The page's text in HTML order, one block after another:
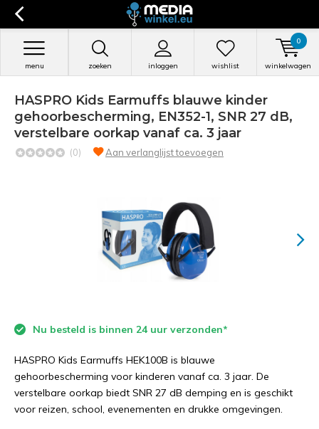
zoeken inloggen
menu wishlist winkelwagen
0
HASPRO Kids Earmuffs blauwe kinder
gehoorbescherming, EN352-1, SNR 27 dB,
verstelbare oorkap vanaf ca. 3 jaar
(0) Aan verlanglijst toevoegen
Nu besteld is binnen 24 uur verzonden*
HASPRO Kids Earmuffs HEK100B is blauwe
gehoorbescherming voor kinderen vanaf ca. 3 jaar. De
verstelbare oorkap biedt SNR 27 dB demping en is geschikt
voor reizen, school, evenementen en drukke omgevingen.